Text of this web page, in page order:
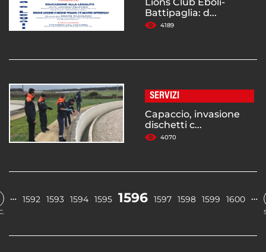
Battipaglia: d...
4189
SERVIZI
Capaccio, invasione
dischetti c...
4070
… 1592 1593 1594 1595 1596 1597 1598 1599 1600 …